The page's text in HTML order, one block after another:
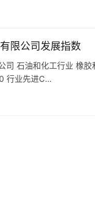
限公司发展指数
司 石油和化工行业 橡
行业先进C…